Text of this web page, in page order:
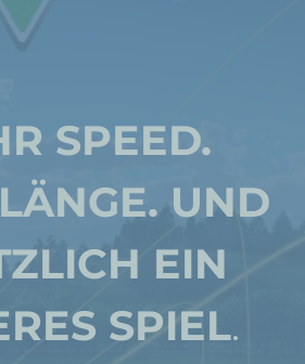
SPEED.
UND
EIN
SPIEL.